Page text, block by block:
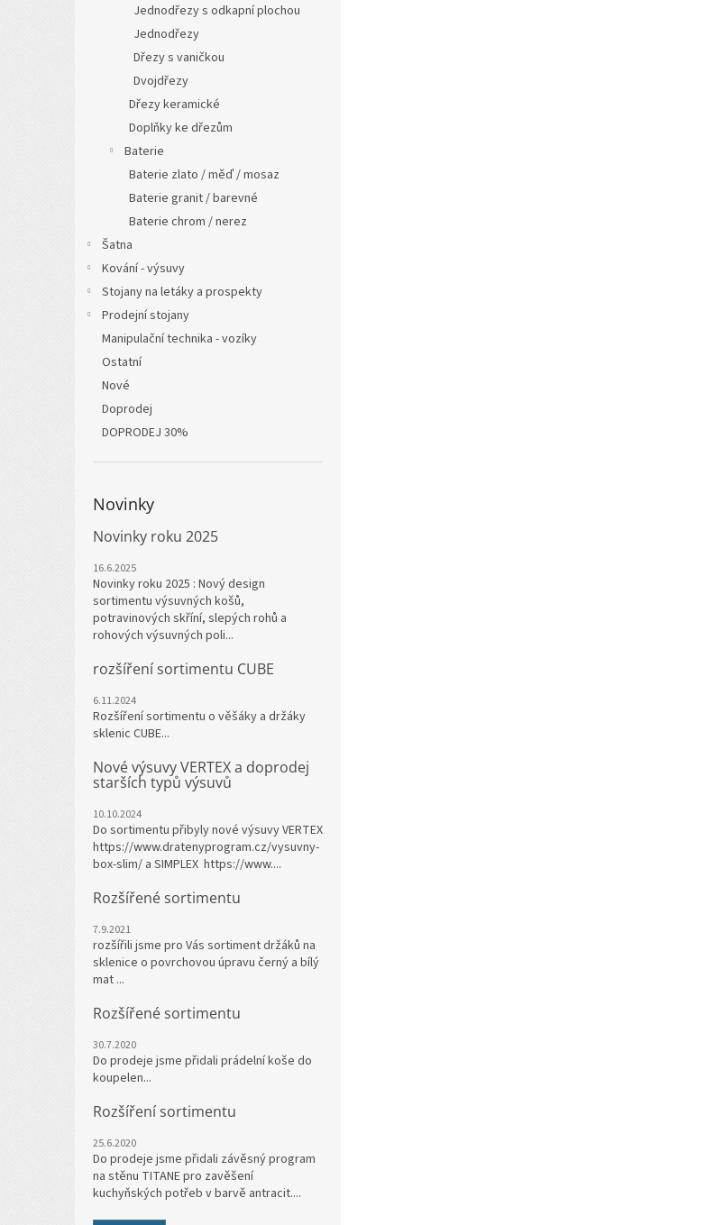
Jednodřezy s odkapní plochou
Jednodřezy
Dřezy s vaničkou
Dvojdřezy
Dřezy keramické
Doplňky ke dřezům
Baterie
Baterie zlato / měď / mosaz
Baterie granit / barevné
Baterie chrom / nerez
Šatna
Kování - výsuvy
Stojany na letáky a prospekty
Prodejní stojany
Manipulační technika - vozíky
Ostatní
Nové
Doprodej
DOPRODEJ 30%
Novinky
Novinky roku 2025
16.6.2025
Novinky roku 2025 : Nový design
sortimentu výsuvných košů,
potravinových skříní, slepých rohů a
rohových výsuvných poli...
rozšíření sortimentu CUBE
6.11.2024
Rozšíření sortimentu o věšáky a držáky
sklenic CUBE...
Nové výsuvy VERTEX a doprodej
starších typů výsuvů
10.10.2024
Do sortimentu přibyly nové výsuvy VERTEX
https://www.dratenyprogram.cz/vysuvny-
box-slim/ a SIMPLEX https://www....
Rozšířené sortimentu
7.9.2021
rozšířili jsme pro Vás sortiment držáků na
sklenice o povrchovou úpravu černý a bílý
mat ...
Rozšířené sortimentu
30.7.2020
Do prodeje jsme přidali prádelní koše do
koupelen...
Rozšíření sortimentu
25.6.2020
Do prodeje jsme přidali závěsný program
na stěnu TITANE pro zavěšení
kuchyňských potřeb v barvě antracit....